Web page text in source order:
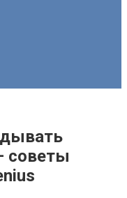
советы